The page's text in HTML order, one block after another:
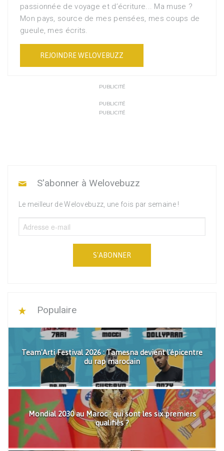
passionnée de voyage et d’écriture... Ma muse ?
Mon pays, source de mes pensées, mes coups de
gueule, mes écrits.
REJOINDRE WELOVEBUZZ
PUBLICITÉ
PUBLICITÉ
PUBLICITÉ
S'abonner à Welovebuzz
Le meilleur de Welovebuzz, une fois par semaine !
S'ABONNER
Populaire
Team'Arti Festival 2026 : Tamesna devient l'épicentre
du rap marocain
Mondial 2030 au Maroc : qui sont les six premiers
qualifiés ?